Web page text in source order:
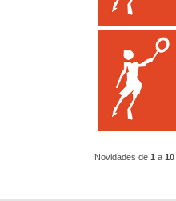
Novidades de 1 a 10